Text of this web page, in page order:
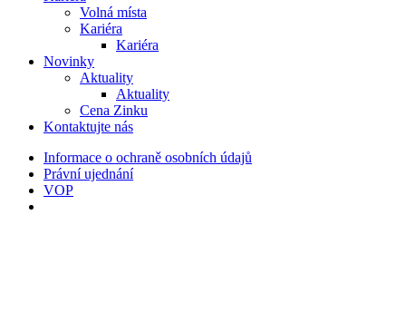
Volná místa
Kariéra
Kariéra
Novinky
Aktuality
Aktuality
Cena Zinku
Kontaktujte nás
Informace o ochraně osobních údajů
Právní ujednání
VOP